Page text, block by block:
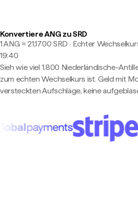
Konvertiere ANG zu SRD
1 ANG ≈ 21,1700 SRD · Echter
19:40
Sieh wie viel 1.800 Niederländische-
zum echten Wechselkurs ist. Geld mit
versteckten Aufschläge, keine